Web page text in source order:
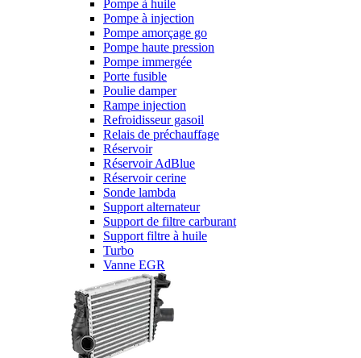
Pompe à huile
Pompe à injection
Pompe amorçage go
Pompe haute pression
Pompe immergée
Porte fusible
Poulie damper
Rampe injection
Refroidisseur gasoil
Relais de préchauffage
Réservoir
Réservoir AdBlue
Réservoir cerine
Sonde lambda
Support alternateur
Support de filtre carburant
Support filtre à huile
Turbo
Vanne EGR